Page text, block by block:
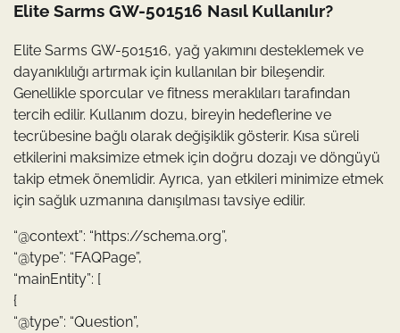
Elite Sarms GW-501516 Nasıl Kullanılır?
Elite Sarms GW-501516, yağ yakımını desteklemek ve
dayanıklılığı artırmak için kullanılan bir bileşendir.
Genellikle sporcular ve fitness meraklıları tarafından
tercih edilir. Kullanım dozu, bireyin hedeflerine ve
tecrübesine bağlı olarak değişiklik gösterir. Kısa süreli
etkilerini maksimize etmek için doğru dozajı ve döngüyü
takip etmek önemlidir. Ayrıca, yan etkileri minimize etmek
için sağlık uzmanına danışılması tavsiye edilir.
“@context”: “https://schema.org”,
“@type”: “FAQPage”,
“mainEntity”: [
{
“@type”: “Question”,